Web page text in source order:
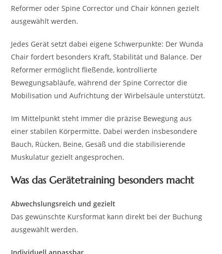
Reformer oder Spine Corrector und Chair können gezielt
ausgewählt werden.
Jedes Gerät setzt dabei eigene Schwerpunkte: Der Wunda
Chair fordert besonders Kraft, Stabilität und Balance. Der
Reformer ermöglicht fließende, kontrollierte
Bewegungsabläufe, während der Spine Corrector die
Mobilisation und Aufrichtung der Wirbelsäule unterstützt.
Im Mittelpunkt steht immer die präzise Bewegung aus
einer stabilen Körpermitte. Dabei werden insbesondere
Bauch, Rücken, Beine, Gesäß und die stabilisierende
Muskulatur gezielt angesprochen.
Was das Gerätetraining besonders macht
Abwechslungsreich und gezielt
Das gewünschte Kursformat kann direkt bei der Buchung
ausgewählt werden.
Individuell anpassbar